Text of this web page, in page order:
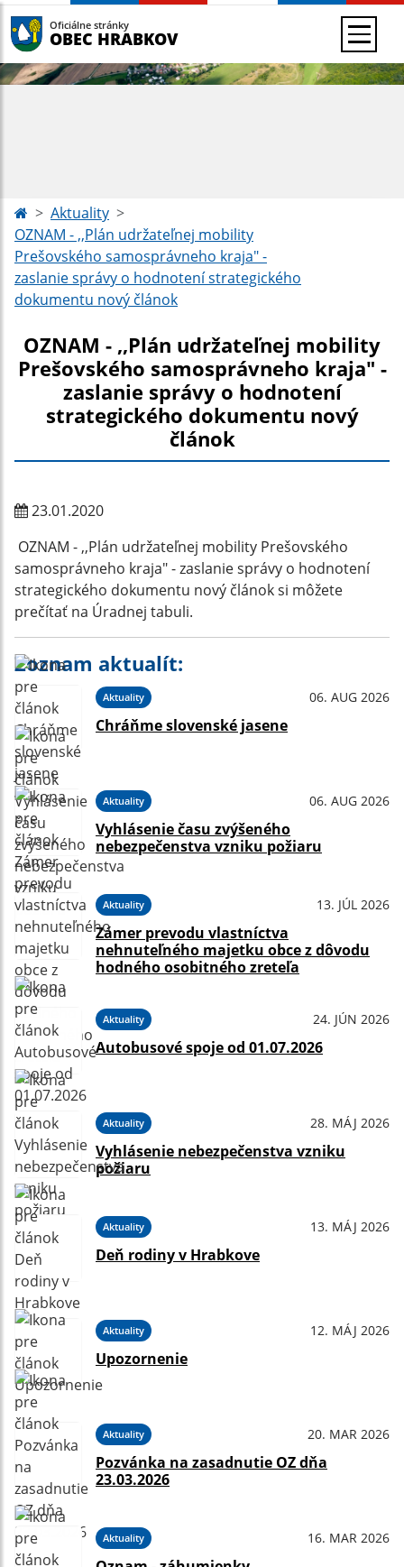
Oficiálne stránky
OBEC HRABKOV
Aktuality
OZNAM - ,,Plán udržateľnej mobility
Prešovského samosprávneho kraja" -
zaslanie správy o hodnotení strategického
dokumentu nový článok
OZNAM - ,,Plán udržateľnej mobility
Prešovského samosprávneho kraja" -
zaslanie správy o hodnotení
strategického dokumentu nový
článok
23.01.2020
OZNAM - ,,Plán udržateľnej mobility Prešovského
samosprávneho kraja" - zaslanie správy o hodnotení
strategického dokumentu nový článok si môžete
prečítať na Úradnej tabuli.
Zoznam aktualít:
Aktuality 06. AUG 2026
Chráňme slovenské jasene
Aktuality 06. AUG 2026
Vyhlásenie času zvýšeného
nebezpečenstva vzniku požiaru
Aktuality 13. JÚL 2026
Zámer prevodu vlastníctva
nehnuteľného majetku obce z dôvodu
hodného osobitného zreteľa
Aktuality 24. JÚN 2026
Autobusové spoje od 01.07.2026
Aktuality 28. MÁJ 2026
Vyhlásenie nebezpečenstva vzniku
požiaru
Aktuality 13. MÁJ 2026
Deň rodiny v Hrabkove
Aktuality 12. MÁJ 2026
Upozornenie
Aktuality 20. MAR 2026
Pozvánka na zasadnutie OZ dňa
23.03.2026
Aktuality 16. MAR 2026